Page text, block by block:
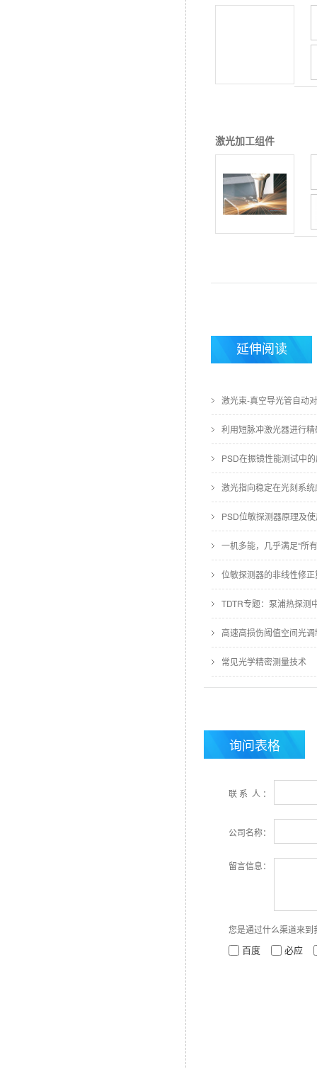
激光加工组件
延伸阅读
激光束-真空导光管自动
利用短脉冲激光器进行
PSD在振镜性能测试中
激光指向稳定在光刻系
PSD位敏探测器原理及
一机多能，几乎满足“所
位敏探测器的非线性修
TDTR专题：泵浦热探测
高速高损伤阈值空间光
常见光学精密测量技术
询问表格
联 系 人 ：
公司名称：
留言信息：
您是通过什么渠道来到
百度 必应